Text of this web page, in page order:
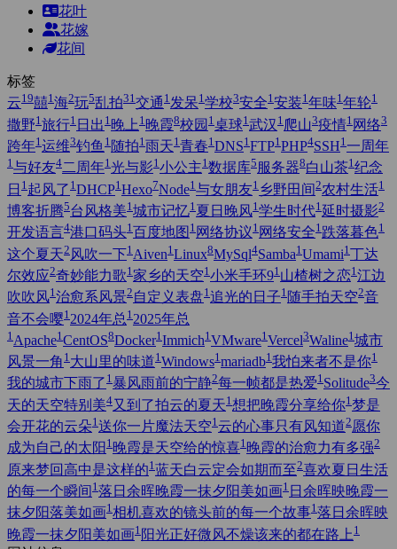
花叶
花嫁
花间
标签
云19囍1 海2玩5乱拍31 交通 1 发呆1 学校3安全1 安装1 年味1 年轮1
撒野1 旅行1 日出 1 晚上 1 晚霞8校园 1 桌球1 武汉 1 爬山3疫情1 网络3
跨年1 运维3钓鱼 1 随拍1 雨天1 青春1 DNS1 FTP1 PHP4SSH1 一周年
1 与好友4二周年1 光与影1 小公主1 数据库5 服务器8白山茶1 纪念
日 1 起风了 1 DHCP1 Hexo7Node1 与女朋友1 乡野田间 2农村生活1
博客折腾5台风格美1 城市记忆1 夏日晚风1 学生时代1 延时摄影2
开发语言4港口码头1 百度地图 1 网络协议1 网络安全1 跌落暮色1
这个夏天2 风吹一下1 Aiven1 Linux8MySql4Samba1 Umami1 丁达
尔效应2奇妙能力歌1 家乡的天空1 小米手环91 山楂树之恋1 江边
吹吹风1 治愈系风景2 自定义表盘1 追光的日子1 随手拍天空2音
音不会嘤1 2024年总 1 2025年总
1 Apache1 CentOS8Docker1 Immich1 VMware1 Vercel3Waline1 城市
风景一角 1 大山里的味道1 Windows1 mariadb1 我怕来者不是你1
我的城市下雨了 1暴风雨前的宁静2每一帧都是热爱1Solitude3今
天的天空特别美4又到了拍云的夏天1 想把晚霞分享给你1 梦是
会开花的云朵1 送你一片魔法天空1 云的心事只有风知道2愿你
成为自己的太阳 1晚霞是天空给的惊喜1晚霞的治愈力有多强2
原来梦回高中是这样的1 蓝天白云定会如期而至2喜欢夏日生活
的每一个瞬间 1 落日余晖晚霞一抹夕阳美如画1 日余晖映晚霞一
抹夕阳落美如画1相机喜欢的镜头前的每一个故事1落日余晖映
晚霞一抹夕阳美如画1 阳光正好微风不燥该来的都在路上 1